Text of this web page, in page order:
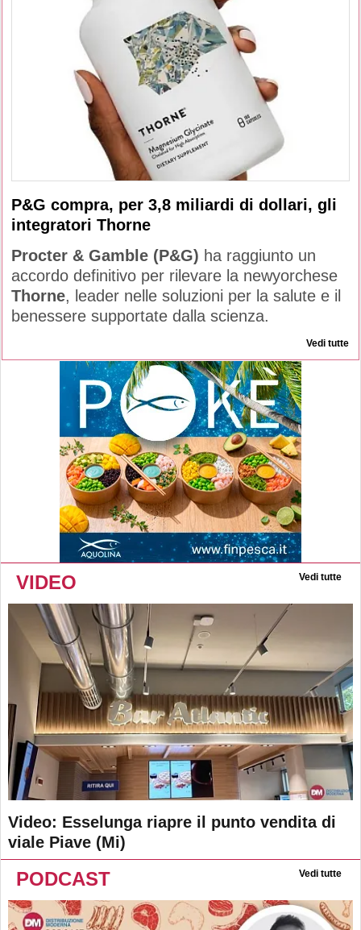
P&G compra, per 3,8 miliardi di dollari, gli
integratori Thorne
Procter & Gamble (P&G) ha raggiunto un
accordo definitivo per rilevare la newyorchese
Thorne, leader nelle soluzioni per la salute e il
benessere supportate dalla scienza.
Vedi tutte
VIDEO Vedi tutte
Video: Esselunga riapre il punto vendita di
viale Piave (Mi)
PODCAST Vedi tutte